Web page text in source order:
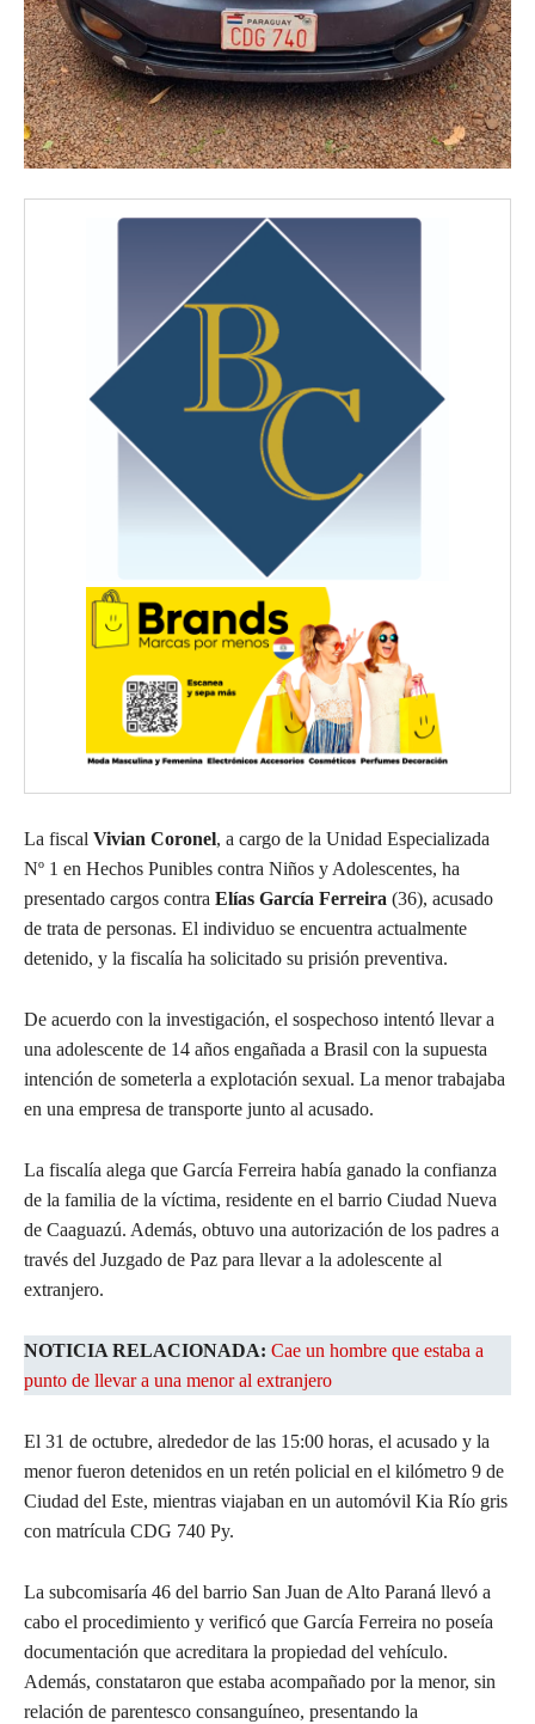
La fiscal Vivian Coronel, a cargo de la Unidad Especializada
Nº 1 en Hechos Punibles contra Niños y Adolescentes, ha
presentado cargos contra Elías García Ferreira (36), acusado
de trata de personas. El individuo se encuentra actualmente
detenido, y la fiscalía ha solicitado su prisión preventiva.
De acuerdo con la investigación, el sospechoso intentó llevar a
una adolescente de 14 años engañada a Brasil con la supuesta
intención de someterla a explotación sexual. La menor trabajaba
en una empresa de transporte junto al acusado.
La fiscalía alega que García Ferreira había ganado la confianza
de la familia de la víctima, residente en el barrio Ciudad Nueva
de Caaguazú. Además, obtuvo una autorización de los padres a
través del Juzgado de Paz para llevar a la adolescente al
extranjero.
NOTICIA RELACIONADA: Cae un hombre que estaba a
punto de llevar a una menor al extranjero
El 31 de octubre, alrededor de las 15:00 horas, el acusado y la
menor fueron detenidos en un retén policial en el kilómetro 9 de
Ciudad del Este, mientras viajaban en un automóvil Kia Río gris
con matrícula CDG 740 Py.
La subcomisaría 46 del barrio San Juan de Alto Paraná llevó a
cabo el procedimiento y verificó que García Ferreira no poseía
documentación que acreditara la propiedad del vehículo.
Además, constataron que estaba acompañado por la menor, sin
relación de parentesco consanguíneo, presentando la